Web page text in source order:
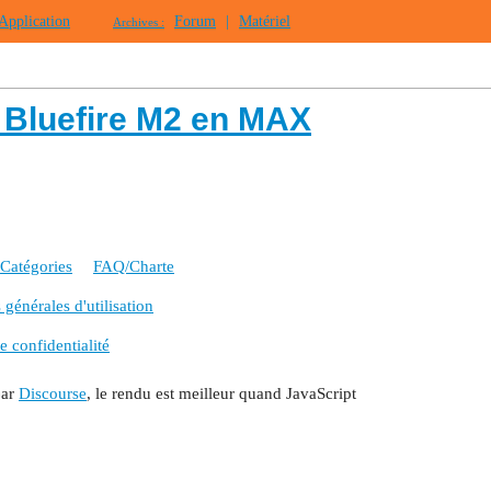
Archives : Forum Matériel
M2 en MAX
Catégories FAQ/Charte
d'utilisation
confidentialité
Discourse, le rendu est meilleur quand JavaScript